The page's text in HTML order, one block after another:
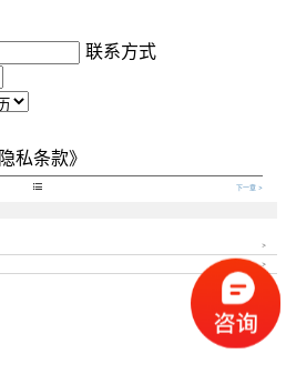
联系方式
私条款》
 下一章 >